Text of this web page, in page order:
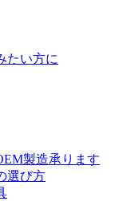
たい方に
製造承ります
選び方